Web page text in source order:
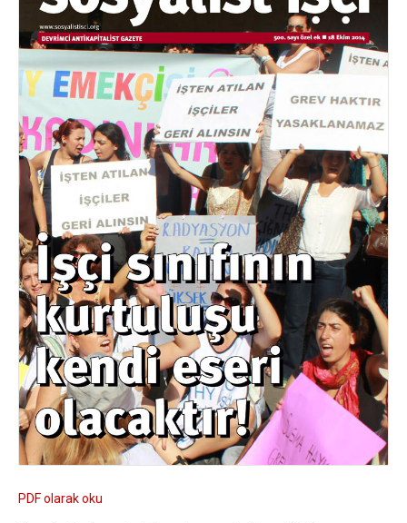
PDF olarak oku